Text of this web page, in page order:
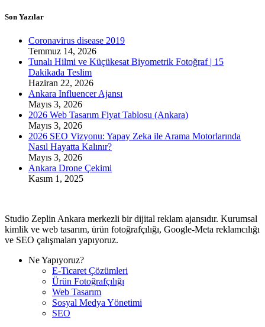
Son Yazılar
Coronavirus disease 2019
Temmuz 14, 2026
Tunalı Hilmi ve Küçükesat Biyometrik Fotoğraf | 15
Dakikada Teslim
Haziran 22, 2026
Ankara Influencer Ajansı
Mayıs 3, 2026
2026 Web Tasarım Fiyat Tablosu (Ankara)
Mayıs 3, 2026
2026 SEO Vizyonu: Yapay Zeka ile Arama Motorlarında
Nasıl Hayatta Kalınır?
Mayıs 3, 2026
Ankara Drone Çekimi
Kasım 1, 2025
Studio Zeplin Ankara merkezli bir dijital reklam ajansıdır. Kurumsal
kimlik ve web tasarım, ürün fotoğrafçılığı, Google-Meta reklamcılığı
ve SEO çalışmaları yapıyoruz.
Ne Yapıyoruz?
E-Ticaret Çözümleri
Ürün Fotoğrafçılığı
Web Tasarım
Sosyal Medya Yönetimi
SEO